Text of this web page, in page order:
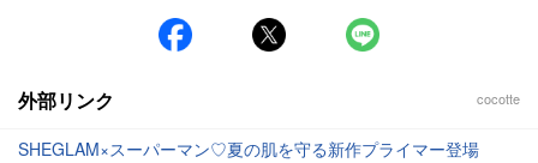
外部リンク cocotte
SHEGLAM×スーパーマン♡夏の肌を守る新作プライマー登場